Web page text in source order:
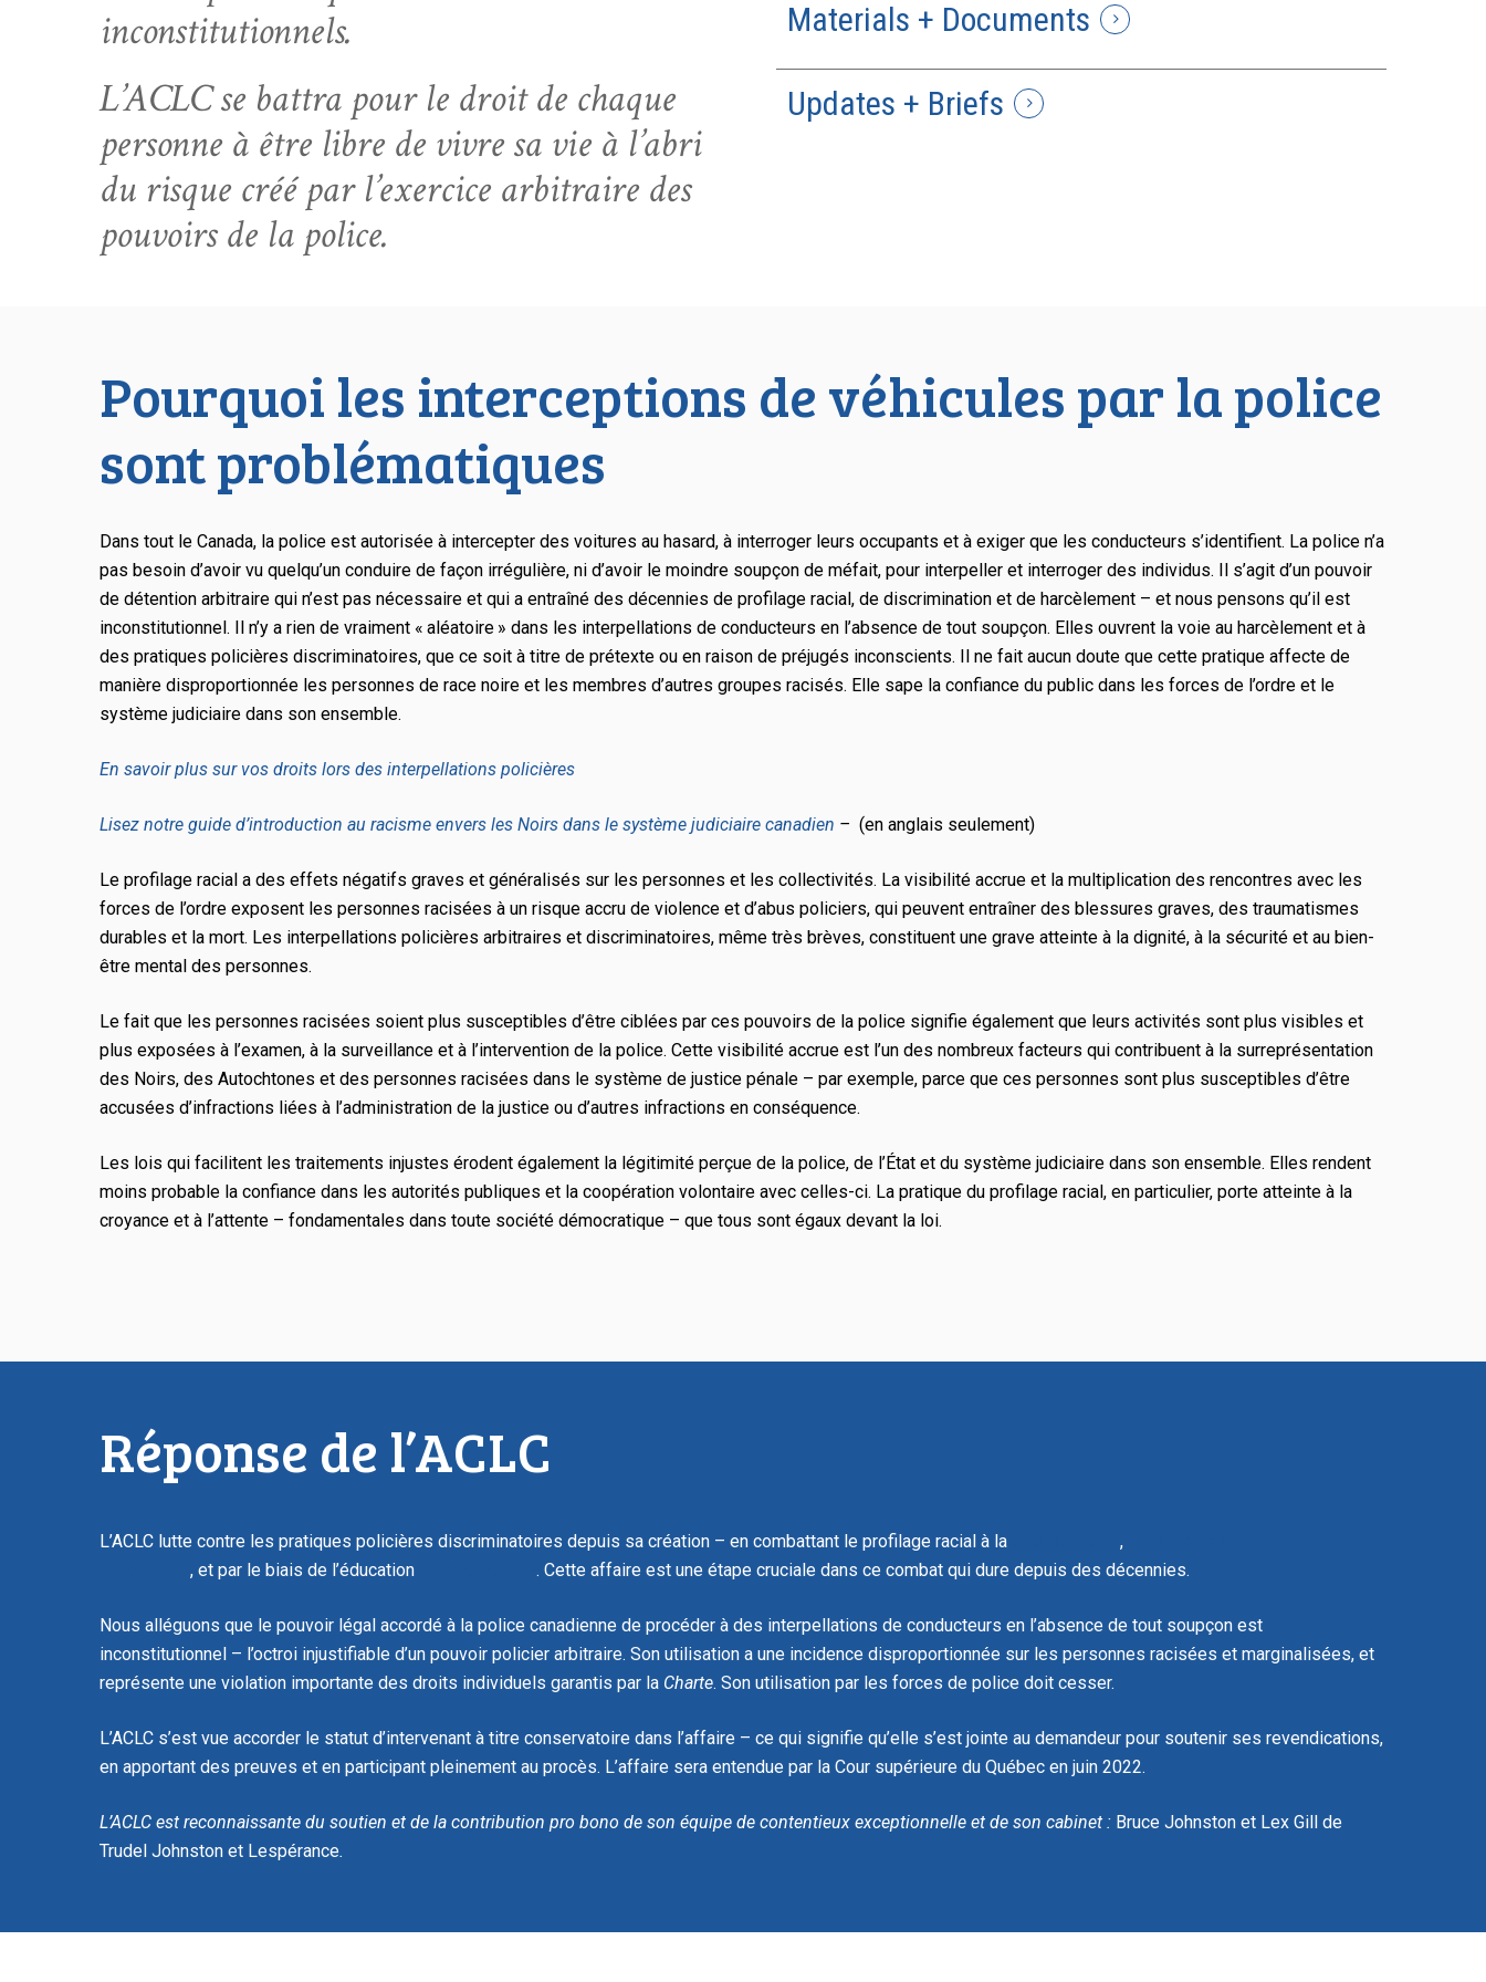
inconstitutionnels.
L’ACLC se battra pour le droit de chaque
personne à être libre de vivre sa vie à l’abri
du risque créé par l’exercice arbitraire des
pouvoirs de la police.
Materials + Documents
Updates + Briefs
Pourquoi les interceptions de véhicules par la police
sont problématiques
Dans tout le Canada, la police est autorisée à intercepter des voitures au hasard, à interroger leurs occupants et à exiger que les conducteurs s’identifient. La police n’a
pas besoin d’avoir vu quelqu’un conduire de façon irrégulière, ni d’avoir le moindre soupçon de méfait, pour interpeller et interroger des individus. Il s’agit d’un pouvoir
de détention arbitraire qui n’est pas nécessaire et qui a entraîné des décennies de profilage racial, de discrimination et de harcèlement – et nous pensons qu’il est
inconstitutionnel. Il n’y a rien de vraiment « aléatoire » dans les interpellations de conducteurs en l’absence de tout soupçon. Elles ouvrent la voie au harcèlement et à
des pratiques policières discriminatoires, que ce soit à titre de prétexte ou en raison de préjugés inconscients. Il ne fait aucun doute que cette pratique affecte de
manière disproportionnée les personnes de race noire et les membres d’autres groupes racisés. Elle sape la confiance du public dans les forces de l’ordre et le
système judiciaire dans son ensemble.
En savoir plus sur vos droits lors des interpellations policières
Lisez notre guide d’introduction au racisme envers les Noirs dans le système judiciaire canadien – (en anglais seulement)
Le profilage racial a des effets négatifs graves et généralisés sur les personnes et les collectivités. La visibilité accrue et la multiplication des rencontres avec les
forces de l’ordre exposent les personnes racisées à un risque accru de violence et d’abus policiers, qui peuvent entraîner des blessures graves, des traumatismes
durables et la mort. Les interpellations policières arbitraires et discriminatoires, même très brèves, constituent une grave atteinte à la dignité, à la sécurité et au bien-
être mental des personnes.
Le fait que les personnes racisées soient plus susceptibles d’être ciblées par ces pouvoirs de la police signifie également que leurs activités sont plus visibles et
plus exposées à l’examen, à la surveillance et à l’intervention de la police. Cette visibilité accrue est l’un des nombreux facteurs qui contribuent à la surreprésentation
des Noirs, des Autochtones et des personnes racisées dans le système de justice pénale – par exemple, parce que ces personnes sont plus susceptibles d’être
accusées d’infractions liées à l’administration de la justice ou d’autres infractions en conséquence.
Les lois qui facilitent les traitements injustes érodent également la légitimité perçue de la police, de l’État et du système judiciaire dans son ensemble. Elles rendent
moins probable la confiance dans les autorités publiques et la coopération volontaire avec celles-ci. La pratique du profilage racial, en particulier, porte atteinte à la
croyance et à l’attente – fondamentales dans toute société démocratique – que tous sont égaux devant la loi.
Réponse de l’ACLC
L’ACLC lutte contre les pratiques policières discriminatoires depuis sa création – en combattant le profilage racial à la Cour suprême,
législatives, et par le biais de l’éducation communautaire. Cette affaire est une étape cruciale dans ce combat qui dure depuis des décennies.
Nous alléguons que le pouvoir légal accordé à la police canadienne de procéder à des interpellations de conducteurs en l’absence de tout soupçon est
inconstitutionnel – l’octroi injustifiable d’un pouvoir policier arbitraire. Son utilisation a une incidence disproportionnée sur les personnes racisées et marginalisées, et
représente une violation importante des droits individuels garantis par la Charte. Son utilisation par les forces de police doit cesser.
L’ACLC s’est vue accorder le statut d’intervenant à titre conservatoire dans l’affaire – ce qui signifie qu’elle s’est jointe au demandeur pour soutenir ses revendications,
en apportant des preuves et en participant pleinement au procès. L’affaire sera entendue par la Cour supérieure du Québec en juin 2022.
L’ACLC est reconnaissante du soutien et de la contribution pro bono de son équipe de contentieux exceptionnelle et de son cabinet : Bruce Johnston et Lex Gill de
Trudel Johnston et Lespérance.